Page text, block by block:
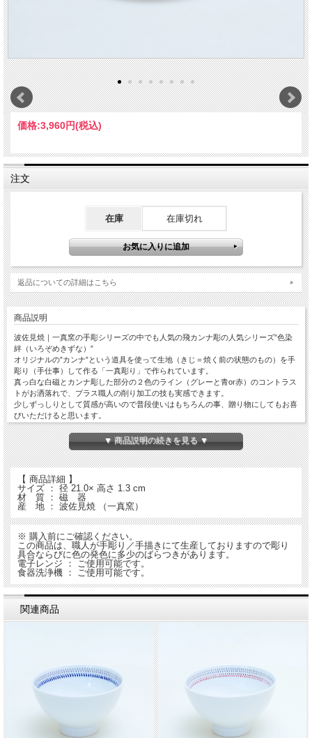
価格:3,960円(税込)
注文
在庫 在庫切れ
返品についての詳細はこちら
商品説明
波佐見焼｜一真窯の手彫シリーズの中でも人気の飛カンナ彫の人気シリーズ”色染
絆（いろぞめきずな）”
オリジナルの”カンナ”という道具を使って生地（きじ＝焼く前の状態のもの）を手
彫り（手仕事）して作る「一真彫り」で作られています。
真っ白な白磁とカンナ彫した部分の２色のライン（グレーと青or赤）のコントラス
トがお洒落れで、プラス職人の削り加工の技も実感できます。
少しずっしりとして質感が高いので普段使いはもちろんの事、贈り物にしてもお喜
びいただけると思います。
サイズは１６ｃｍ／２１ｃｍの２種類。アイデア次第で色々マルチな使い勝手のオ
シャレな丸プレート。カップソーサーからお料理／お菓子の器、器を重ねてのコー
ディネートもおススメ！！
▼ 商品説明の続きを見る ▼
【 商品詳細 】
サイズ ： 径 21.0× 高さ 1.3 cm
材 質 ： 磁 器
産 地 ： 波佐見焼 （一真窯）
※ 購入前にご確認ください。
この商品は、職人が手彫り／手描きにて生産しておりますので彫り
具合ならびに色の発色に多少のばらつきがあります。
電子レンジ ： ご使用可能です。
食器洗浄機 ： ご使用可能です。
関連商品